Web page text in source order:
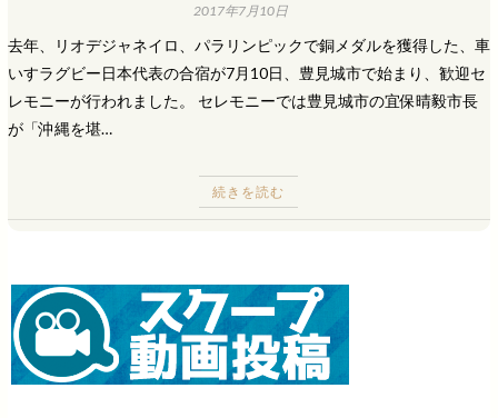
2017年7月10日
去年、リオデジャネイロ、パラリンピックで銅メダルを獲得した、車
いすラグビー日本代表の合宿が7月10日、豊見城市で始まり、歓迎セ
レモニーが行われました。 セレモニーでは豊見城市の宜保晴毅市長
が「沖縄を堪…
続きを読む